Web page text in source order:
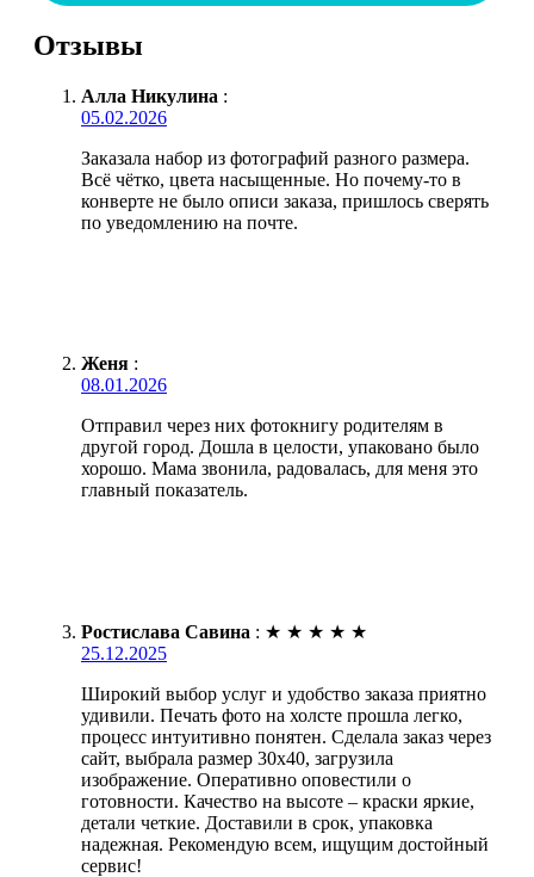
Отзывы
Алла Никулина :
05.02.2026
Заказала набор из фотографий разного размера.
Всё чётко, цвета насыщенные. Но почему-то в
конверте не было описи заказа, пришлось сверять
по уведомлению на почте.
Женя :
08.01.2026
Отправил через них фотокнигу родителям в
другой город. Дошла в целости, упаковано было
хорошо. Мама звонила, радовалась, для меня это
главный показатель.
Ростислава Савина : ★ ★ ★ ★ ★
25.12.2025
Широкий выбор услуг и удобство заказа приятно
удивили. Печать фото на холсте прошла легко,
процесс интуитивно понятен. Сделала заказ через
сайт, выбрала размер 30х40, загрузила
изображение. Оперативно оповестили о
готовности. Качество на высоте – краски яркие,
детали четкие. Доставили в срок, упаковка
надежная. Рекомендую всем, ищущим достойный
сервис!